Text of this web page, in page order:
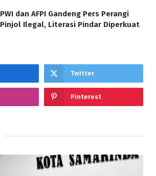
PWI dan AFPI Gandeng Pers Perangi
Pinjol Ilegal, Literasi Pindar Diperkuat
Twitter
Pinterest